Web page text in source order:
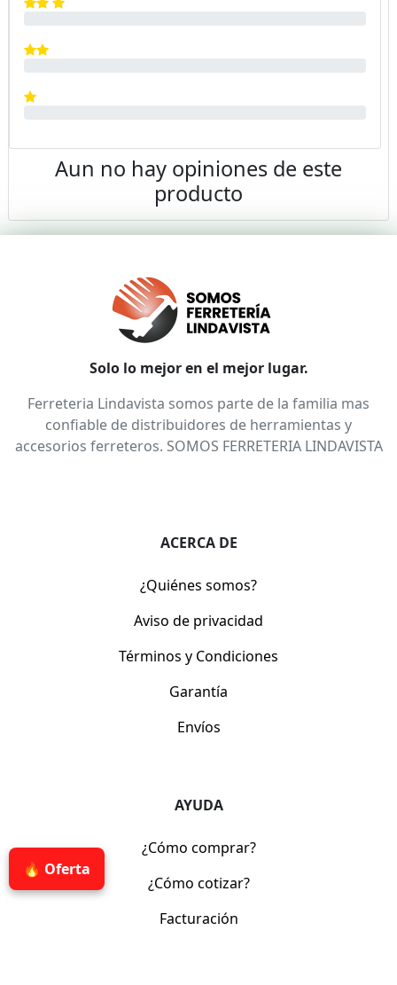
🔥 Oferta
Aun no hay opiniones de este
producto
Solo lo mejor en el mejor lugar.
Ferreteria Lindavista somos parte de la familia mas
confiable de distribuidores de herramientas y
accesorios ferreteros. SOMOS FERRETERIA LINDAVISTA
ACERCA DE
¿Quiénes somos?
Aviso de privacidad
Términos y Condiciones
Garantía
Envíos
AYUDA
¿Cómo comprar?
¿Cómo cotizar?
Facturación